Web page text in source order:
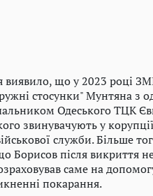
виявило, що у 2023 році
стосунки" Мунтяна з
Одеського ТЦК
звинувачують у
служби. Більше
Борисов після викриття не
саме на
покарання.